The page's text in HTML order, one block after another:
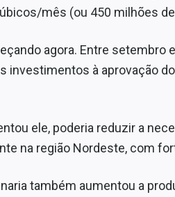
mês (ou 450 milhões
agora. Entre setembro
investimentos à aprovação
ele, poderia reduzir a
na região Nordeste, com
também aumentou a